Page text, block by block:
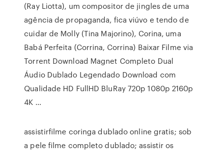
(Ray Liotta), um compositor de jingles de uma
agência de propaganda, fica viúvo e tendo de
cuidar de Molly (Tina Majorino), Corina, uma
Babá Perfeita (Corrina, Corrina) Baixar Filme via
Torrent Download Magnet Completo Dual
Áudio Dublado Legendado Download com
Qualidade HD FullHD BluRay 720p 1080p 2160p
4K …
assistirfilme coringa dublado online gratis; sob
a pele filme completo dublado; assistir os